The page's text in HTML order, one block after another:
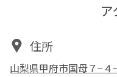
ア
住所
山梨県甲府市国母７−４